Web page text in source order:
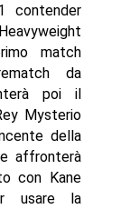
contender
match
da
poi il
Mysterio
della
affronterà
con Kane
usare la